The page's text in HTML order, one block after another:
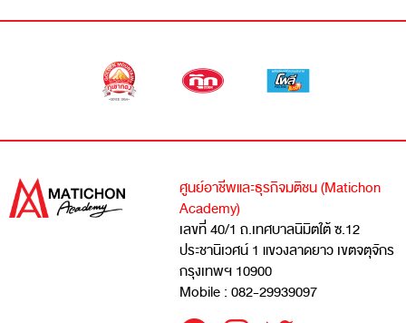
ศูนย์อาชีพและธุรกิจมติชน (Matichon
Academy)
เลขที่ 40/1 ถ.เทศบาลนิมิตใต้ ซ.12
ประชานิเวศน์ 1 แขวงลาดยาว เขตจตุจักร
กรุงเทพฯ 10900
Mobile : 082-29939097